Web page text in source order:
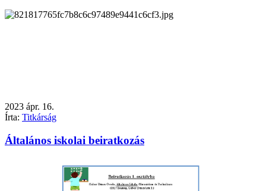
2023 ápr. 16.
Írta: Titkárság
Általános iskolai beiratkozás